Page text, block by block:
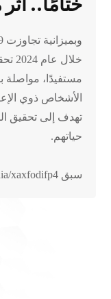
مستفيدًا،
الأشخاص ذوي
تهدف إلى تحقيق
حياتهم.
سبق https://sabq.org/saudia/xaxfodifp4